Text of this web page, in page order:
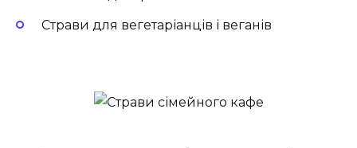
Страви для вегетаріанців і веганів